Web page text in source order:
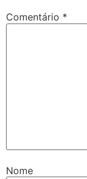
Comentário *
Nome